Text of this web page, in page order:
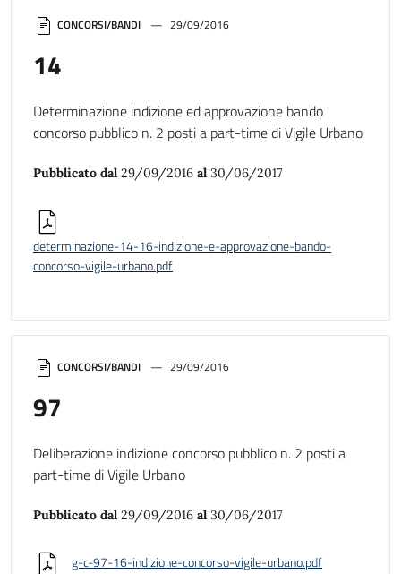
CONCORSI/BANDI 29/09/2016
97
Deliberazione indizione concorso pubblico n. 2 posti a
part-time di Vigile Urbano
Pubblicato dal 29/09/2016 al 30/06/2017
g-c-97-16-indizione-concorso-vigile-urbano.pdf
CONCORSI/BANDI 29/09/2016
14
Determinazione indizione ed approvazione bando
concorso pubblico n. 2 posti a part-time di Vigile Urbano
Pubblicato dal 29/09/2016 al 30/06/2017
determinazione-14-16-indizione-e-approvazione-bando-
concorso-vigile-urbano.pdf